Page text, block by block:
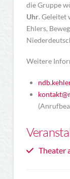
die Gruppe
Uhr. Geleitet
Ehlers,
Weitere
Theater